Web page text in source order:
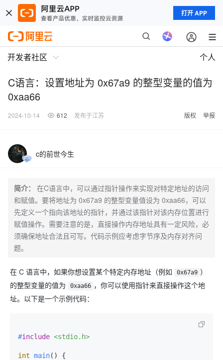
打开 APP
开发者社区 个人
C语言：设置地址为 0x67a9 的整型变量的值为
0xaa66
2024-10-14 612 发布于江苏 版权 举报
c的前世今生
简介：
在C语言中，可以通过指针操作来实现对特定地址的访问
和赋值。要将地址为 0x67a9 的整型变量值设为 0xaa66，可以
先定义一个指向该地址的指针，并通过该指针对该内存位置进行
赋值操作。需要注意的是，直接操作内存地址具有一定风险，必
须确保地址合法且可写。代码示例应考虑字节序及内存对齐问
题。
在 C 语言中，如果你想设置某个特定内存地址（例如 0x67a9 ）
的整型变量的值为
0xaa66 ，你可以使用指针来直接操作这个地
址。以下是一个示例代码：
#include <stdio.h>
int main() {